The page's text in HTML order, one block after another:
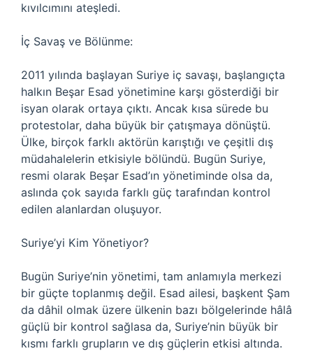
kıvılcımını ateşledi.
İç Savaş ve Bölünme:
2011 yılında başlayan Suriye iç savaşı, başlangıçta
halkın Beşar Esad yönetimine karşı gösterdiği bir
isyan olarak ortaya çıktı. Ancak kısa sürede bu
protestolar, daha büyük bir çatışmaya dönüştü.
Ülke, birçok farklı aktörün karıştığı ve çeşitli dış
müdahalelerin etkisiyle bölündü. Bugün Suriye,
resmi olarak Beşar Esad’ın yönetiminde olsa da,
aslında çok sayıda farklı güç tarafından kontrol
edilen alanlardan oluşuyor.
Suriye’yi Kim Yönetiyor?
Bugün Suriye’nin yönetimi, tam anlamıyla merkezi
bir güçte toplanmış değil. Esad ailesi, başkent Şam
da dâhil olmak üzere ülkenin bazı bölgelerinde hâlâ
güçlü bir kontrol sağlasa da, Suriye’nin büyük bir
kısmı farklı grupların ve dış güçlerin etkisi altında.